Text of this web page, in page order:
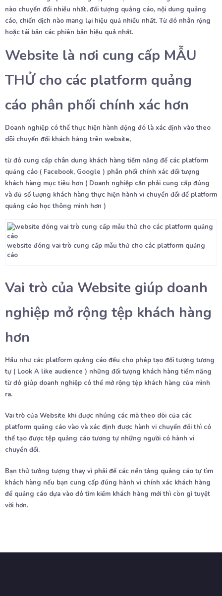
nào chuyển đổi nhiều nhất, đối tượng quảng cáo, nội dung quảng
cáo, chiến dịch nào mang lại hiệu quả nhiều nhất. Từ đó nhân rộng
hoặc tái bản các phiên bản hiệu quả nhất.
Website là nơi cung cấp MẪU
THỬ cho các platform quảng
cáo phân phối chính xác hơn
Doanh nghiệp có thể thực hiện hành động đó là xác định vào theo
dõi chuyển đổi khách hàng trên website,
từ đó cung cấp chân dung khách hàng tiềm năng để các platform
quảng cáo ( Facebook, Google ) phân phối chính xác đối tượng
khách hàng mục tiêu hơn ( Doanh nghiệp cần phải cung cấp đúng
và đủ số lượng khách hàng thực hiện hành vi chuyển đổi để platform
quảng cáo học thông minh hơn )
website đóng vai trò cung cấp mẫu thử cho các platform quảng
cáo
Vai trò của Website giúp doanh
nghiệp mở rộng tệp khách hàng
hơn
Hầu như các platform quảng cáo đều cho phép tạo đối tượng tương
tự ( Look A like audience ) những đối tượng khách hàng tiềm năng
từ đó giúp doanh nghiệp có thể mở rộng tệp khách hàng của mình
ra.
Vai trò của Website khi được nhúng các mã theo dõi của các
platform quảng cáo vào và xác định được hành vi chuyển đổi thì có
thể tạo được tệp quảng cáo tương tự những người có hành vi
chuyển đổi.
Bạn thử tưởng tượng thay vì phải để các nền tảng quảng cáo tự tìm
khách hàng nếu bạn cung cấp đúng hành vi chính xác khách hàng
để quảng cáo dựa vào đó tìm kiếm khách hàng mới thì còn gì tuyệt
vời hơn.